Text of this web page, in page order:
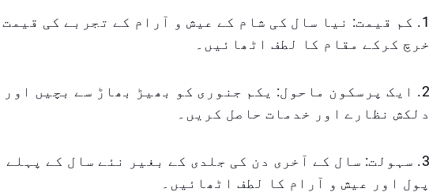
1. کم قیمت: نیا سال کی شام کے عیش و آرام کے تجربے کی قیمت
خرچ کرکے مقام کا لطف اٹھائیں۔
2. ایک پرسکون ماحول: یکم جنوری کو بھیڑ بھاڑ سے بچیں
دلکش نظارے اور خدمات حاصل کریں۔
3. سہولت: سال کے آخری دن کی جلدی کے بغیر نئے سال کے پہلے
پول اور عیش و آرام کا لطف اٹھائیں۔